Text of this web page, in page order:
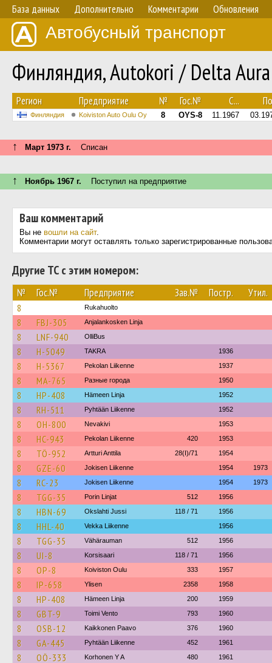
База данных Дополнительно Комментарии Обновления
Автобусный транспорт
Финляндия, Autokori / Delta
Регион Предприятие № Гос.№ С...
Финляндия Koiviston Auto Oulu Oy 8 OYS-8 11.1967
↑ Март 1973 г. Списан
↑ Ноябрь 1967 г. Поступил на предприятие
Ваш комментарий
Вы не вошли на сайт.
Комментарии могут оставлять только зарегистрированные
Другие ТС с этим номером:
№ Гос.№ Предприятие Зав.№ Постр. Утил.
8 Rukahuolto
8 FBJ-305 Anjalankosken Linja
8 LNF-940 OlliBus
8 H-5049 TAKRA 1936
8 H-5367 Pekolan Liikenne 1937
8 MA-765 Разные города 1950
8 HP-408 Hämeen Linja 1952
8 RH-511 Pyhtään Liikenne 1952
8 OH-800 Nevakivi 1953
8 HC-943 Pekolan Liikenne 420 1953
8 TÖ-952 Artturi Anttila 28(I)/71 1954
8 GZE-60 Jokisen Liikenne 1954 1973
8 RC-23 Jokisen Liikenne 1954 1973
8 TGG-35 Porin Linjat 512 1956
8 HBN-69 Okslahti Jussi 118 / 71 1956
8 HHL-40 Vekka Liikenne 1956
8 TGG-35 Vähärauman 512 1956
8 UI-8 Korsisaari 118 / 71 1956
8 OP-8 Koiviston Oulu 333 1957
8 IP-658 Ylisen 2358 1958
8 HP-408 Hämeen Linja 200 1959
8 GBT-9 Toimi Vento 793 1960
8 OSB-12 Kaikkonen Paavo 376 1960
8 GA-445 Pyhtään Liikenne 452 1961
8 OÖ-333 Korhonen Y A 480 1961